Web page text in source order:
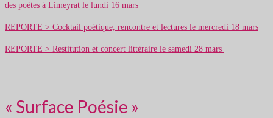
des poètes à Limeyrat le lundi 16 mars
REPORTE > Cocktail poétique, rencontre et lectures le mercredi 18 mars
REPORTE > Restitution et concert littéraire le samedi 28 mars
« Surface Poésie »